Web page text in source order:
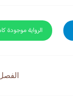
الرواية موجودة
الفصل 1